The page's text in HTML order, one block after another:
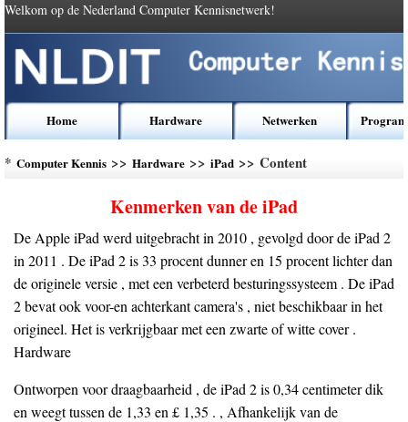
Welkom op de Nederland Computer Kennisnetwerk!
Home Hardware Netwerken
* Computer Kennis >> Hardware >> iPad >> Content
Kenmerken van de iPad
De Apple iPad werd uitgebracht in 2010 , gevolgd door de iPad 2
in 2011 . De iPad 2 is 33 procent dunner en 15 procent lichter dan
de originele versie , met een verbeterd besturingssysteem . De iPad
2 bevat ook voor-en achterkant camera's , niet beschikbaar in het
origineel. Het is verkrijgbaar met een zwarte of witte cover .
Hardware
Ontworpen voor draagbaarheid , de iPad 2 is 0,34 centimeter dik
en weegt tussen de 1,33 en £ 1,35 . , Afhankelijk van de